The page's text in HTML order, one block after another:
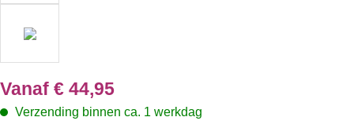
Vanaf € 44,95
Verzending binnen ca. 1 werkdag